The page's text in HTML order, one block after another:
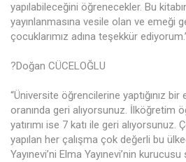
yapılabileceğini öğrenecekler. Bu
yayınlanmasına vesile olan ve emeği
çocuklarımız adına teşekkür
?Doğan CÜCELOĞLU
“Üniversite öğrencilerine yaptığınız bir
oranında geri alıyorsunuz. İlköğretim
yatırımı ise 7 katı ile geri
yapılan her çalışma çok değerli bu
Yayınevi’ni Elma Yayınevi’nin